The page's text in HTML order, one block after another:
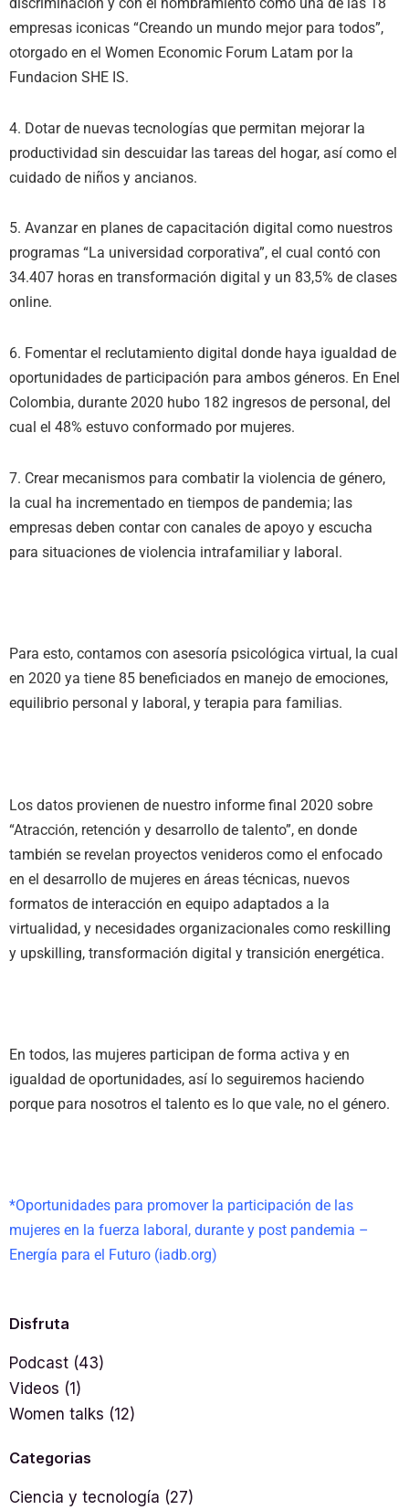
empresas iconicas “Creando un mundo mejor para todos”,
otorgado en el Women Economic Forum Latam por la
Fundacion SHE IS.
4. Dotar de nuevas tecnologías que permitan mejorar la
productividad sin descuidar las tareas del hogar, así como el
cuidado de niños y ancianos.
5. Avanzar en planes de capacitación digital como nuestros
programas “La universidad corporativa”, el cual contó con
34.407 horas en transformación digital y un 83,5% de clases
online.
6. Fomentar el reclutamiento digital donde haya igualdad de
oportunidades de participación para ambos géneros. En Enel
Colombia, durante 2020 hubo 182 ingresos de personal, del
cual el 48% estuvo conformado por mujeres.
7. Crear mecanismos para combatir la violencia de género,
la cual ha incrementado en tiempos de pandemia; las
empresas deben contar con canales de apoyo y escucha
para situaciones de violencia intrafamiliar y laboral.
Para esto, contamos con asesoría psicológica virtual, la cual
en 2020 ya tiene 85 beneficiados en manejo de emociones,
equilibrio personal y laboral, y terapia para familias.
Los datos provienen de nuestro informe final 2020 sobre
“Atracción, retención y desarrollo de talento”, en donde
también se revelan proyectos venideros como el enfocado
en el desarrollo de mujeres en áreas técnicas, nuevos
formatos de interacción en equipo adaptados a la
virtualidad, y necesidades organizacionales como reskilling
y upskilling, transformación digital y transición energética.
En todos, las mujeres participan de forma activa y en
igualdad de oportunidades, así lo seguiremos haciendo
porque para nosotros el talento es lo que vale, no el género.
*Oportunidades para promover la participación de las
mujeres en la fuerza laboral, durante y post pandemia –
Energía para el Futuro (iadb.org)
Disfruta
Podcast (43)
Videos (1)
Women talks (12)
Categorias
Ciencia y tecnología (27)